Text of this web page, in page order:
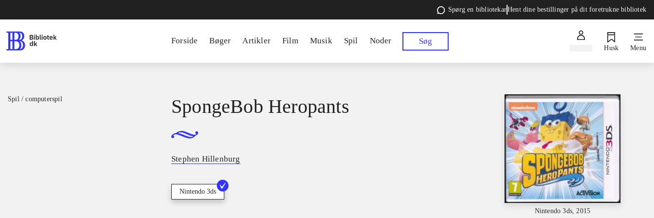
Spørg en bibliotekarHent dine bestillinger på dit foretrukne bibliotek
Forside Bøger Artikler Film Musik Spil Noder Søg
Husk Menu
Spil / computerspil
Nintendo 3ds, 2015
SpongeBob Heropants
Stephen Hillenburg
Nintendo 3ds